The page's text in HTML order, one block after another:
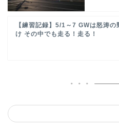
【練習記録】5/1～7 GWは怒涛の
け その中でも走る！走る！